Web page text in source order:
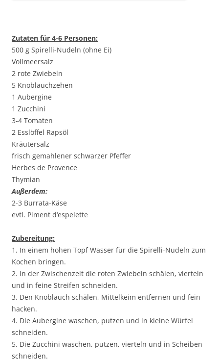
Zutaten für 4-6 Personen:
500 g Spirelli-Nudeln (ohne Ei)
Vollmeersalz
2 rote Zwiebeln
5 Knoblauchzehen
1 Aubergine
1 Zucchini
3-4 Tomaten
2 Esslöffel Rapsöl
Kräutersalz
frisch gemahlener schwarzer Pfeffer
Herbes de Provence
Thymian
Außerdem:
2-3 Burrata-Käse
evtl. Piment d‘espelette
Zubereitung:
1. In einem hohen Topf Wasser für die Spirelli-Nudeln zum
Kochen bringen.
2. In der Zwischenzeit die roten Zwiebeln schälen, vierteln
und in feine Streifen schneiden.
3. Den Knoblauch schälen, Mittelkeim entfernen und fein
hacken.
4. Die Aubergine waschen, putzen und in kleine Würfel
schneiden.
5. Die Zucchini waschen, putzen, vierteln und in Scheiben
schneiden.